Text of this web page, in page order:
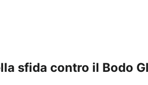
sfida contro il Bodo